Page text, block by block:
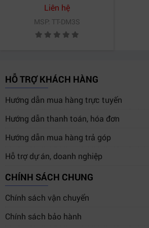
kênh
Liên hệ
MSP: TT-DM3S
HỖ TRỢ KHÁCH HÀNG
Hướng dẫn mua hàng trực tuyến
Hướng dẫn thanh toán, hóa đơn
Hướng dẫn mua hàng trả góp
Hỗ trợ dự án, doanh nghiệp
CHÍNH SÁCH CHUNG
Chính sách vận chuyển
Chính sách bảo hành